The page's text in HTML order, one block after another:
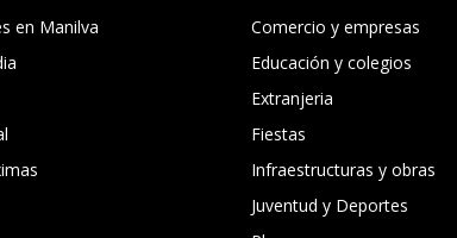
en Manilva
Comercio y empresas
Educación y colegios
Extranjeria
Fiestas
Infraestructuras y obras
Juventud y Deportes